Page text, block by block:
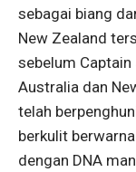
sebagai biang
New Zealand
sebelum
Australia dan
telah
berkulit
dengan DNA